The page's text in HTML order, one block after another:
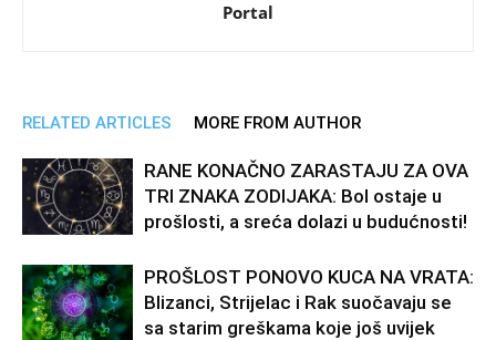
Portal
RELATED ARTICLES MORE FROM AUTHOR
RANE KONAČNO ZARASTAJU ZA OVA
TRI ZNAKA ZODIJAKA: Bol ostaje u
prošlosti, a sreća dolazi u budućnosti!
PROŠLOST PONOVO KUCA NA VRATA:
Blizanci, Strijelac i Rak suočavaju se
sa starim greškama koje još uvijek